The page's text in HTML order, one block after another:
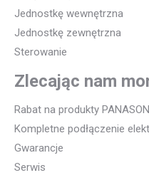
Jednostkę wewnętrzna
Jednostkę zewnętrzna
Sterowanie
Zlecając nam
Rabat na produkty
Kompletne podłączenie
Gwarancje
Serwis